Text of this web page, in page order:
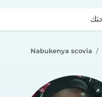
Nabukenya scovia